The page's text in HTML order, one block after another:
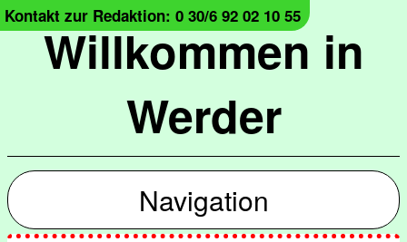
Willkommen in
Werder
Kontakt zur Redaktion: 0 30/6 92 02 10 55
Navigation